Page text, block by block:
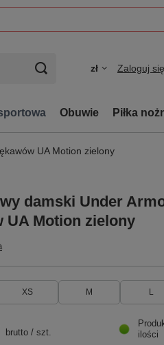
zł Zaloguj się
Obuwie Piłka
UA Motion zielony
damski Under
UA Motion zielony
XS M L
brutto / szt.
ilości